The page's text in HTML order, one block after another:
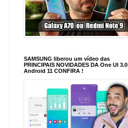
SAMSUNG liberou um vídeo das
PRINCIPAIS NOVIDADES DA One UI 3.0
Android 11 CONFIRA !